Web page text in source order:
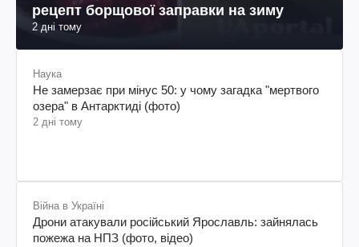
рецепт борщової заправки на зиму
2 дні тому
Наука
Не замерзає при мінус 50: у чому загадка "мертвого
озера" в Антарктиді (фото)
2 дні тому
Війна в Україні
Дрони атакували російський Ярославль: зайнялась
пожежа на НПЗ (фото, відео)